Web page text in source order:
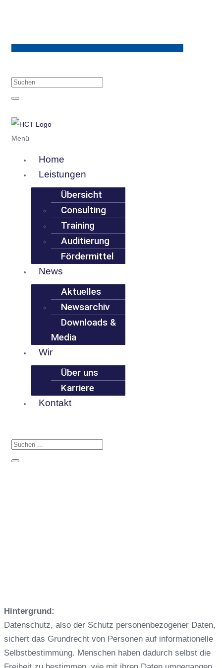
Menü
Home
Leistungen
Übersicht
Consulting
Training
Auditierung
Fördermittel
News
Aktuelles
Newsarchiv
Downloads &
Media
Wir
Über uns
Karriere
Kontakt
Hintergrund:
Datenschutz, also der Schutz personenbezogener Daten,
sichert das Grundrecht von Personen auf informationelle
Selbstbestimmung. Menschen haben dadurch selbst die